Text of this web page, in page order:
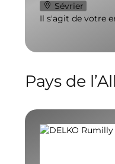
Sévrier
Il s'agit de votre
Pays de